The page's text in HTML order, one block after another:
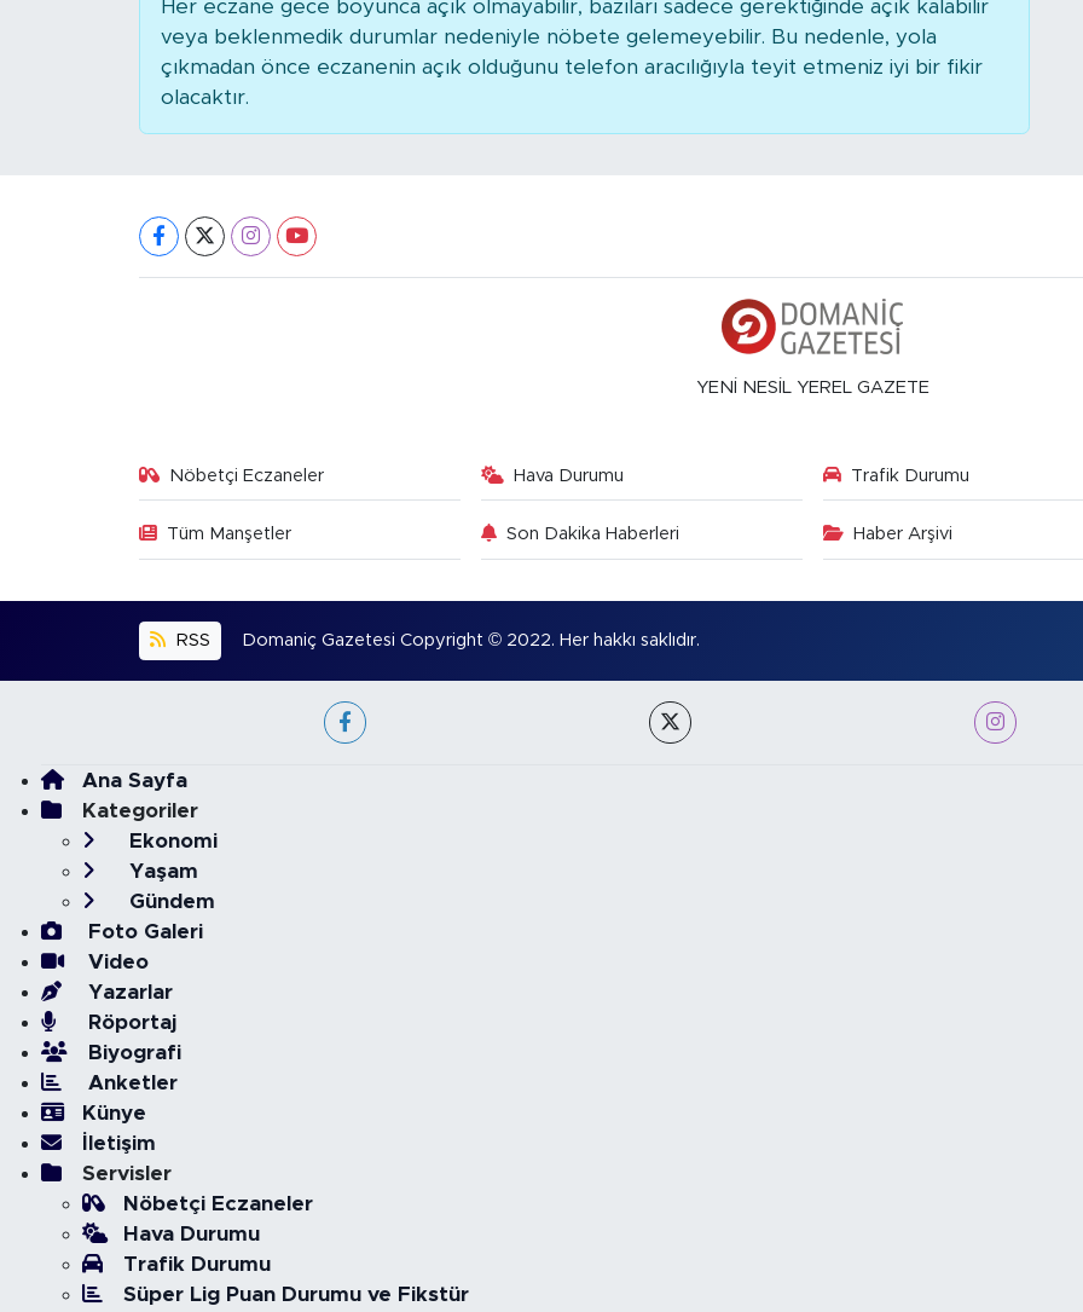
Her eczane gece boyunca açık olmayabilir, bazıları sadece gerektiğinde açık kalabilir
veya beklenmedik durumlar nedeniyle nöbete gelemeyebilir. Bu nedenle, yola
çıkmadan önce eczanenin açık olduğunu telefon aracılığıyla teyit etmeniz iyi bir fikir
olacaktır.
YENİ NESİL YEREL GAZETE
Nöbetçi Eczaneler Hava Durumu Trafik Durumu
Tüm Manşetler Son Dakika Haberleri Haber Arşivi
RSS Domaniç Gazetesi Copyright © 2022. Her hakkı saklıdır.
Ana Sayfa
Kategoriler
Ekonomi
Yaşam
Gündem
Foto Galeri
Video
Yazarlar
Röportaj
Biyografi
Anketler
Künye
İletişim
Servisler
Nöbetçi Eczaneler
Hava Durumu
Trafik Durumu
Süper Lig Puan Durumu ve Fikstür